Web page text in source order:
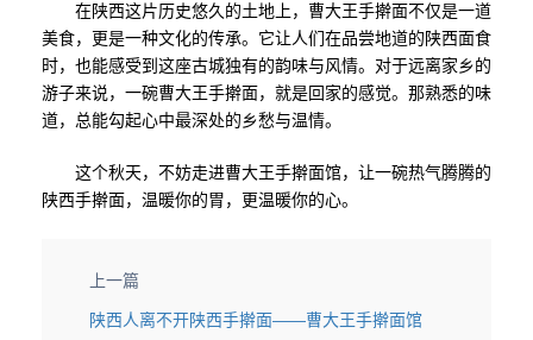
在陕西这片历史悠久的土地上，曹大王手擀面不仅是一道
美食，更是一种文化的传承。它让人们在品尝地道的陕西面食
时，也能感受到这座古城独有的韵味与风情。对于远离家乡的
游子来说，一碗曹大王手擀面，就是回家的感觉。那熟悉的味
道，总能勾起心中最深处的乡愁与温情。
这个秋天，不妨走进曹大王手擀面馆，让一碗热气腾腾的
陕西手擀面，温暖你的胃，更温暖你的心。
上一篇
陕西人离不开陕西手擀面——曹大王手擀面馆